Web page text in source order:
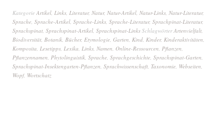
Kategorie Artikel Links Literatur, Natur, Natur-Artikel Natur-Links Natur-Literatur,
Sprache Sprache-Artikel Sprache-Links Sprache-Literatur, Sprachpinat-Literatur,
Sprachspinat Sprachspinat-Artikel Sprachspinat-Links SchlagwörterArtenvielfalt
Biodiversität Botanik Bücher, Etymologie Garten Kind Kinder, Kinderaktivitäten
Komposita Lesetipps Lexika Links Namen Online-Ressourcen Pflanzen
Pflanzennamen Phytolinguistik Sprache Sprachgeschichte Sprachspinat-Garten
Sprachspinat-Insektengarten-Pflanzen Sprachwissenschaft Taxonomie Webseiten
Wopf, Wortschatz